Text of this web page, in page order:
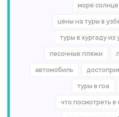
море
цены на туры в
туры в хургаду из
песочные пляжи
автомобиль
туры в гоа
что посмотреть